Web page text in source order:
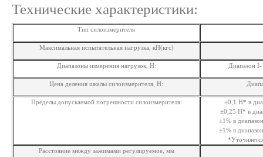
Технические характеристики:
Тип силоизмерителя
Максимальная испытательная нагрузка, кН(кгс)
Диапазоны измерения нагрузок, Н: Диапазон
Цена деления шкалы силоизмерителя, Н:
Пределы допускаемой погрешности силоизмерителя:
±0,1 Н* в
±0,25 Н* в
±1% в
±1% в
Расстояние между зажимами регулируемое, мм